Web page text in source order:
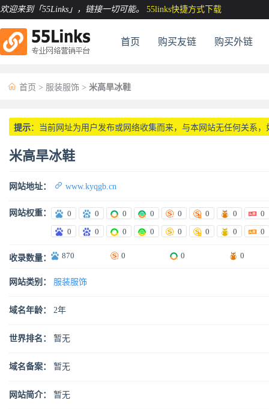
欢迎来到「55Links」 ，链接一切可能。 55links快捷方式下载
首页 购买友链 购买外链
 首页 > 服装服饰 > 米高旱冰鞋
提示：当前网址为用户发布或网络收集而来，与本网站无任何关系
米高旱冰鞋
网站地址：  www.kyqgb.cn
网站权重： 0 0 0 0 0 0 0
0
0
0 0 0 0 0 0 0
收录数量： 870 0 0 0
网站类别： 服装服饰
域名年龄： 2年
世界排名： 暂无
域名备案： 暂无
网站简介： 暂无